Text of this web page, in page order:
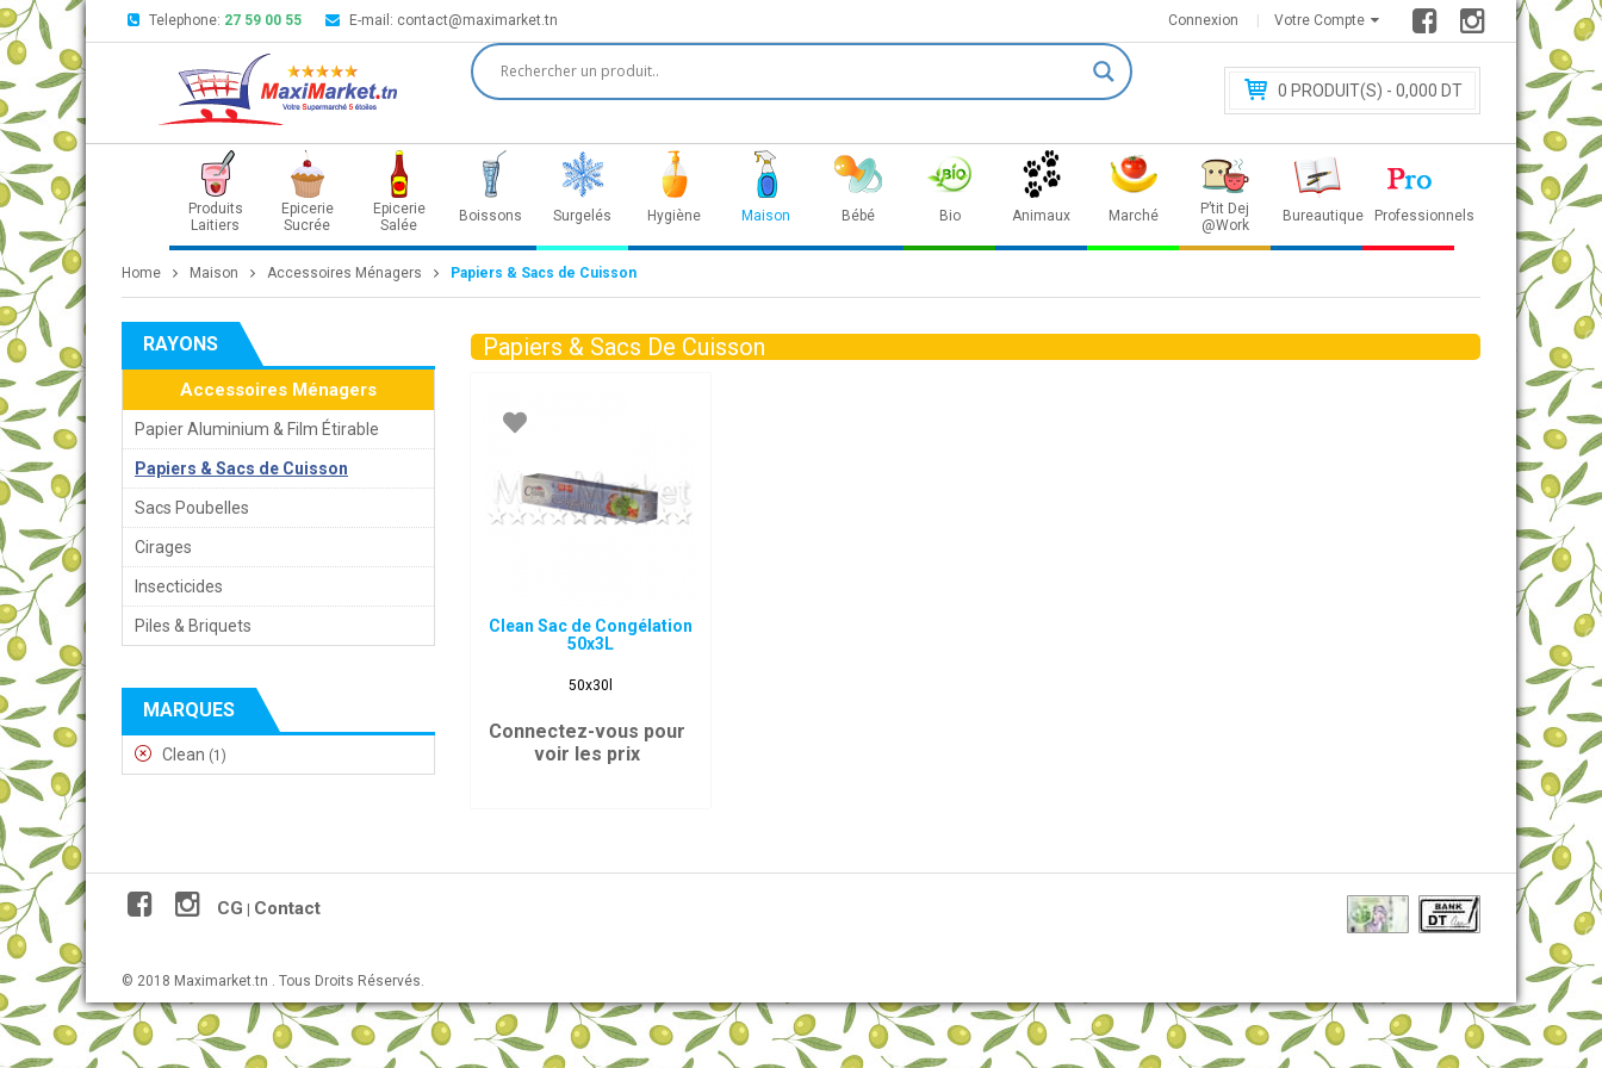
Telephone: 27 59 00 55 E-mail: contact@maximarket.tn Votre Compte
Connexion
0 PRODUIT(S) - 0,000 DT
Produits
Laitiers
Epicerie
Sucrée
Epicerie
Salée
Boissons Surgelés Hygiène Maison Bébé Bio Animaux Marché
P’tit Dej
@Work
Bureautique Professionnels
Home Maison Accessoires Ménagers Papiers & Sacs de Cuisson
RAYONS
Accessoires Ménagers
Papier Aluminium & Film Étirable
Papiers & Sacs de Cuisson
Sacs Poubelles
Cirages
Insecticides
Piles & Briquets
MARQUES
Clean (1)
Papiers & Sacs De Cuisson
Clean Sac de Congélation
50x3L
50x30l
Connectez-vous pour
voir les prix
CG Contact
© 2018 Maximarket.tn . Tous Droits Réservés.